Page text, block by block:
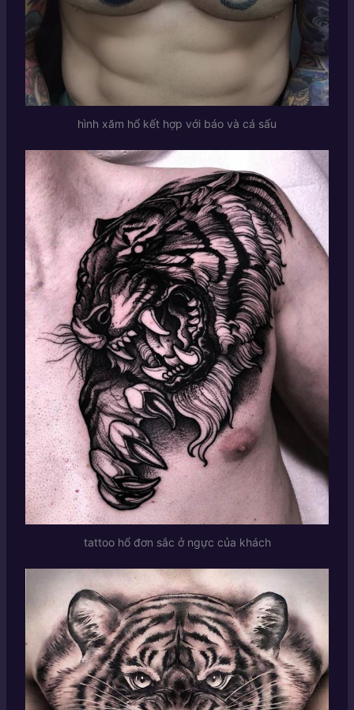
hình xăm hổ kết hợp với báo và cá sấu
tattoo hổ đơn sắc ở ngực của khách